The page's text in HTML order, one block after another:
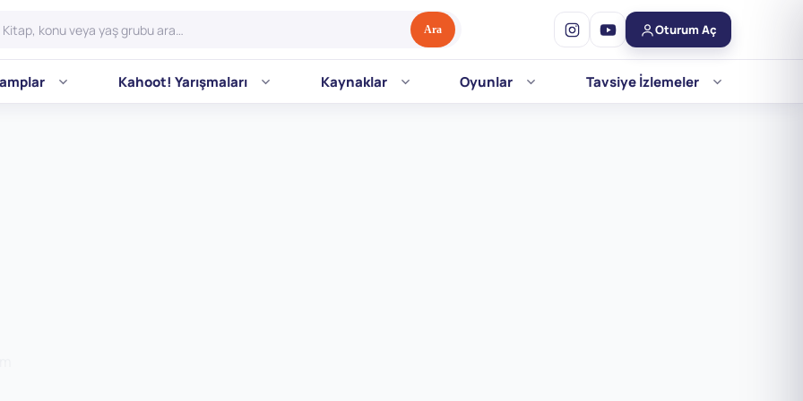
Ara Oturum Aç
Kahoot! Yarışmaları Kaynaklar Oyunlar Tavsiye İzlemeler